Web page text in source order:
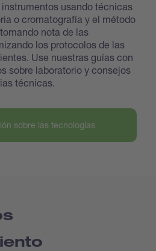
usando técnicas
o cromatografía y el método
nota de las
los protocolos de las
Use nuestras guías con
sobre laboratorio y consejos
técnicas.
sobre las tecnologías